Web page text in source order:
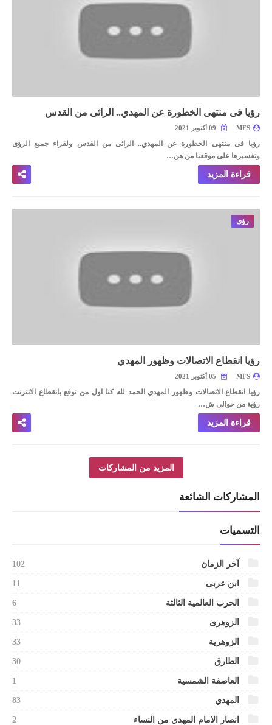
رؤيا فى منتهى الخطورة عن المهدي.. الرائى من القدس
MFS
رؤيا فى منتهى الخطورة عن المهدي.. الرائى من القدس
ولقراء جميع الرؤى
وتفسيرها على موقعنا من هن…
قراءة المزيد
رؤى
رؤيا انقطاع الاتصالات وظهور المهدي
MFS
رؤيا انقطاع الاتصالات وظهور المهدي الحمد لله كنا اول من توقع بانقطاع الانترنت
رؤية من حوالى ش…
قراءة المزيد
المزيد من المشاركات
المشاركات الشائعة
التسميات
آخر الزمان 102
ابن عربى 11
الحرب العالمية الثالثة 6
الزوهرى 33
الزوهرية 33
الطارق 30
العاصفة الشمسية 1
المهدي 83
انصار الامام المهدي من النساء 2